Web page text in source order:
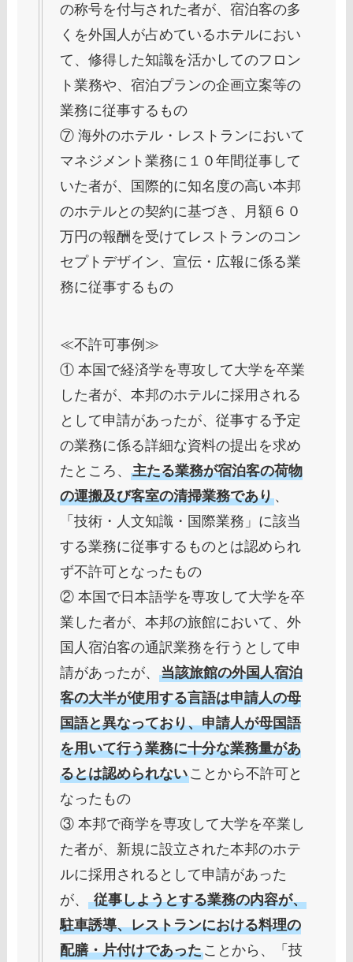
の称号を付与された者が、宿泊客の多
くを外国人が占めているホテルにおい
て、修得した知識を活かしてのフロン
ト業務や、宿泊プランの企画立案等の
業務に従事するもの
⑦ 海外のホテル・レストランにおいて
マネジメント業務に１０年間従事して
いた者が、国際的に知名度の高い本邦
のホテルとの契約に基づき、月額６０
万円の報酬を受けてレストランのコン
セプトデザイン、宣伝・広報に係る業
務に従事するもの
≪不許可事例≫
① 本国で経済学を専攻して大学を卒業
した者が、本邦のホテルに採用される
として申請があったが、従事する予定
の業務に係る詳細な資料の提出を求め
たところ、主たる業務が宿泊客の荷物
の運搬及び客室の清掃業務であり、
「技術・人文知識・国際業務」に該当
する業務に従事するものとは認められ
ず不許可となったもの
② 本国で日本語学を専攻して大学を卒
業した者が、本邦の旅館において、外
国人宿泊客の通訳業務を行うとして申
請があったが、当該旅館の外国人宿泊
客の大半が使用する言語は申請人の母
国語と異なっており、申請人が母国語
を用いて行う業務に十分な業務量があ
るとは認められないことから不許可と
なったもの
③ 本邦で商学を専攻して大学を卒業し
た者が、新規に設立された本邦のホテ
ルに採用されるとして申請があった
が、従事しようとする業務の内容が、
駐車誘導、レストランにおける料理の
配膳・片付けであったことから、「技